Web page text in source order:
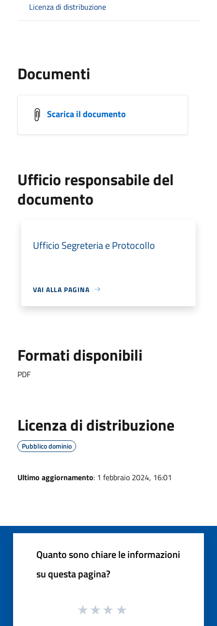
Licenza di distribuzione
Documenti
Scarica il documento
Ufficio responsabile del
documento
Ufficio Segreteria e Protocollo
VAI ALLA PAGINA
Formati disponibili
PDF
Licenza di distribuzione
Pubblico dominio
Ultimo aggiornamento: 1 febbraio 2024, 16:01
Quanto sono chiare le informazioni
su questa pagina?